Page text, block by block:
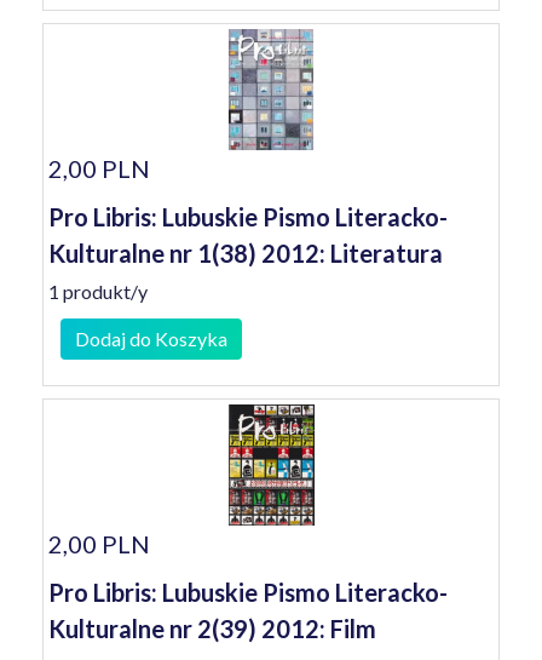
2,00 PLN
Pro Libris: Lubuskie Pismo Literacko-
Kulturalne nr 1(38) 2012: Literatura
1 produkt/y
Dodaj do Koszyka
2,00 PLN
Pro Libris: Lubuskie Pismo Literacko-
Kulturalne nr 2(39) 2012: Film